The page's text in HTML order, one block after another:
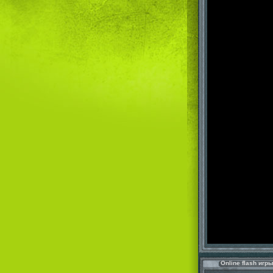
Online flash игры